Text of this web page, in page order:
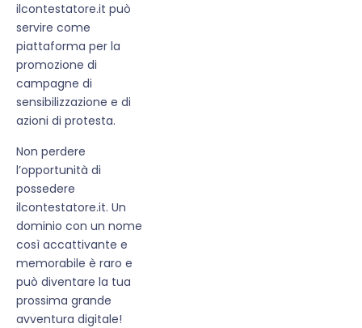
ilcontestatore.it può
servire come
piattaforma per la
promozione di
campagne di
sensibilizzazione e di
azioni di protesta.
Non perdere
l’opportunità di
possedere
ilcontestatore.it. Un
dominio con un nome
così accattivante e
memorabile è raro e
può diventare la tua
prossima grande
avventura digitale!